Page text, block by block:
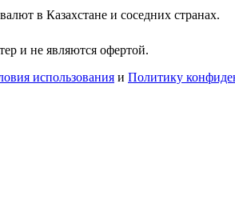
в Казахстане и соседних странах.
и не являются офертой.
использования и Политику